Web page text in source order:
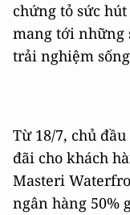
chứng tỏ sức
mang tới những
trải nghiệm
Từ 18/7, chủ
đãi cho khách
Masteri
ngân hàng 50%